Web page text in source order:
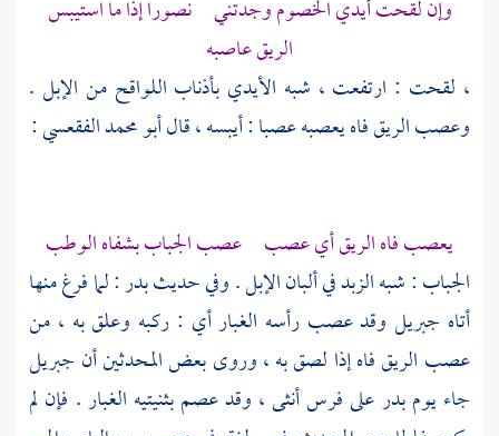
وإن لقحت أيدي الخصوم وجدتني نصورا إذا ما استيبس
الريق عاصبه
، لقحت : ارتفعت ، شبه الأيدي بأذناب اللواقح من الإبل .
وعصب الريق فاه يعصبه عصبا : أيبسه ، قالأبو محمد الفقعسي:
يعصب فاه الريق أي عصب عصب الجباب بشفاه الوطب
الجباب : شبه الزبد في ألبان الإبل . وفي حديثبدر: لما فرغ منها
أتاه جبريل وقد عصب رأسه الغبار أي : ركبه وعلق به ، من
عصب الريق فاه إذا لصق به ، وروى بعض المحدثين أن جبريل
جاء يومبدرعلى فرس أنثى ، وقد عصم بثنيتيه الغبار . فإن لم